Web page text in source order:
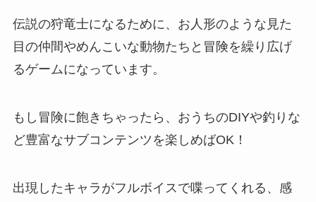
伝説の狩竜士になるために、 お人形のような見た
目の仲間やめんこいな動物たちと冒険を繰り広げ
るゲームになっています。
もし冒険に飽きちゃったら、おうちのDIYや釣りな
ど豊富なサブコンテンツを楽しめばOK！
出現したキャラがフルボイスで喋ってくれる 、感